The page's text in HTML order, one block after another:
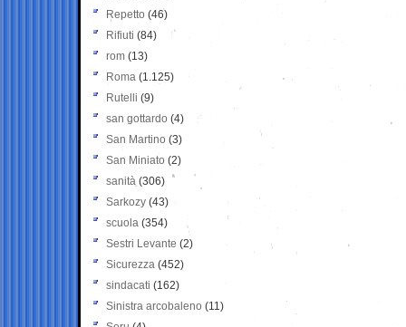
Repetto (46)
Rifiuti (84)
rom (13)
Roma (1.125)
Rutelli (9)
san gottardo (4)
San Martino (3)
San Miniato (2)
sanità (306)
Sarkozy (43)
scuola (354)
Sestri Levante (2)
Sicurezza (452)
sindacati (162)
Sinistra arcobaleno (11)